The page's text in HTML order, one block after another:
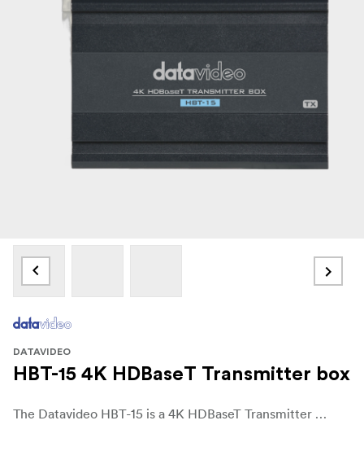
DATAVIDEO
HBT-15 4K HDBaseT Transmitter box
The Datavideo HBT-15 is a 4K HDBaseT Transmitter Box that transmits 4K video, control, tally, and power over a single ethernet cable up to 100 meters. It supports HDMI signals, Dolby TrueHD and DTS audio, and is HDCP compliant. Featuring a rugged aluminum design, it offers PoE for easy installation and supports control protocols like DVIP, RS-232, and RS-422. Ideal for long-distance, high-quality video transmission in professional video production settings.